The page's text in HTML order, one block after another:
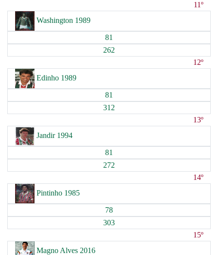
11º
Washington 1989
81
262
12º
Edinho 1989
81
312
13º
Jandir 1994
81
272
14º
Pintinho 1985
78
303
15º
Magno Alves 2016